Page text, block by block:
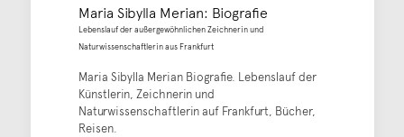
Maria Sibylla Merian: Biografie
Lebenslauf der außergewöhnlichen Zeichnerin und
Naturwissenschaftlerin aus Frankfurt
Maria Sibylla Merian Biografie. Lebenslauf der
Künstlerin, Zeichnerin und
Naturwissenschaftlerin auf Frankfurt, Bücher,
Reisen.